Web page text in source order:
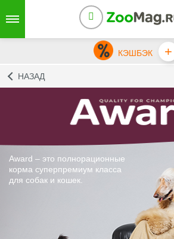
КЭШБЭК +
НАЗАД
Award – это полнорационные
корма суперпремиум класса
для собак и кошек.